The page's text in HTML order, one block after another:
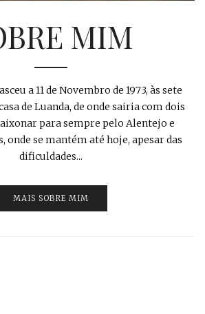
MIM
a 11 de Novembro de 1973, às sete
de Luanda, de onde sairia com dois
para sempre pelo Alentejo e
onde se mantém até hoje, apesar das
dificuldades...
MAIS SOBRE MIM